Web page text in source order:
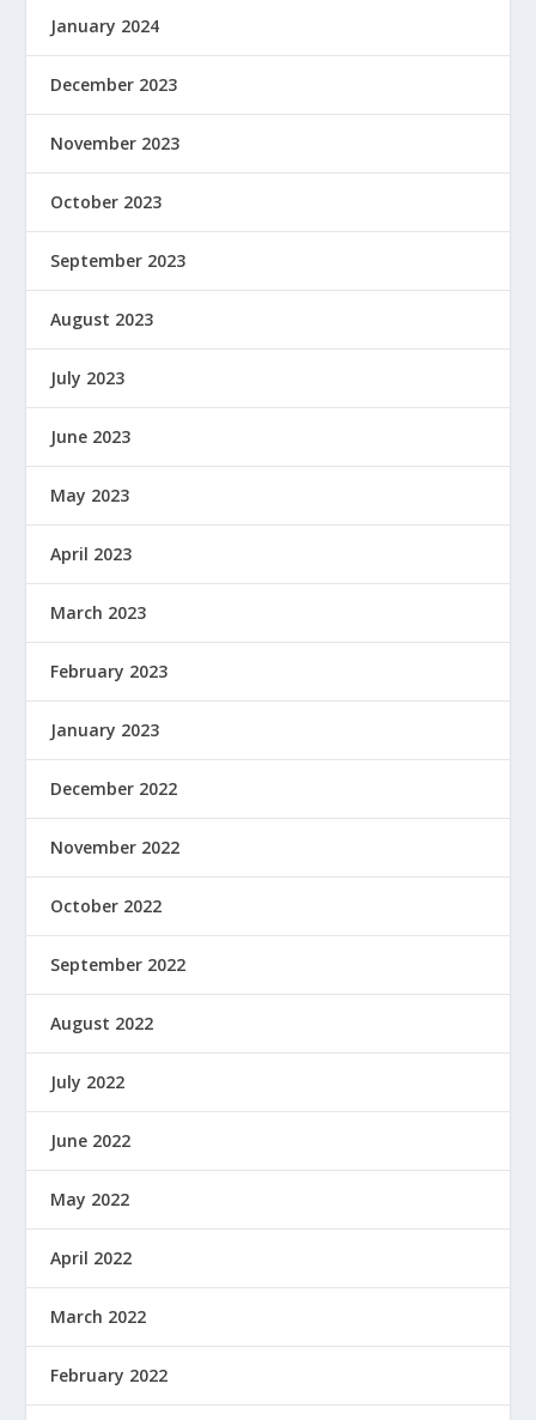
January 2024
December 2023
November 2023
October 2023
September 2023
August 2023
July 2023
June 2023
May 2023
April 2023
March 2023
February 2023
January 2023
December 2022
November 2022
October 2022
September 2022
August 2022
July 2022
June 2022
May 2022
April 2022
March 2022
February 2022